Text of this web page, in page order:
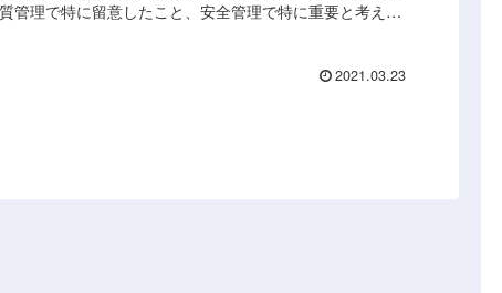
管理で特に留意したこと、安全管理で特に重要と考える
2021.03.23